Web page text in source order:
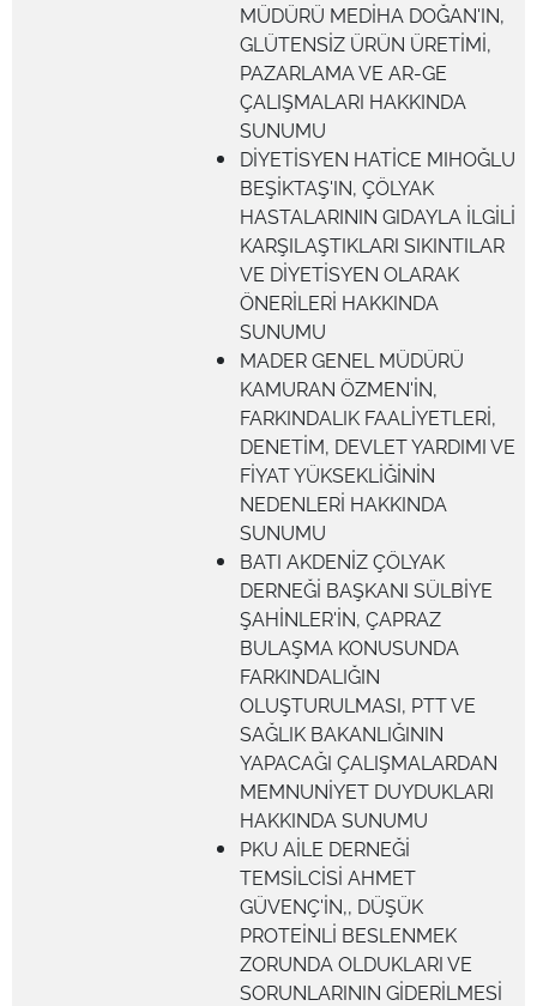
MÜDÜRÜ MEDİHA DOĞAN'IN,
GLÜTENSİZ ÜRÜN ÜRETİMİ,
PAZARLAMA VE AR-GE
ÇALIŞMALARI HAKKINDA
SUNUMU
DİYETİSYEN HATİCE MIHOĞLU
BEŞİKTAŞ'IN, ÇÖLYAK
HASTALARININ GIDAYLA İLGİLİ
KARŞILAŞTIKLARI SIKINTILAR
VE DİYETİSYEN OLARAK
ÖNERİLERİ HAKKINDA
SUNUMU
MADER GENEL MÜDÜRÜ
KAMURAN ÖZMEN'İN,
FARKINDALIK FAALİYETLERİ,
DENETİM, DEVLET YARDIMI VE
FİYAT YÜKSEKLİĞİNİN
NEDENLERİ HAKKINDA
SUNUMU
BATI AKDENİZ ÇÖLYAK
DERNEĞİ BAŞKANI SÜLBİYE
ŞAHİNLER'İN, ÇAPRAZ
BULAŞMA KONUSUNDA
FARKINDALIĞIN
OLUŞTURULMASI, PTT VE
SAĞLIK BAKANLIĞININ
YAPACAĞI ÇALIŞMALARDAN
MEMNUNİYET DUYDUKLARI
HAKKINDA SUNUMU
PKU AİLE DERNEĞİ
TEMSİLCİSİ AHMET
GÜVENÇ'İN,, DÜŞÜK
PROTEİNLİ BESLENMEK
ZORUNDA OLDUKLARI VE
SORUNLARININ GİDERİLMESİ